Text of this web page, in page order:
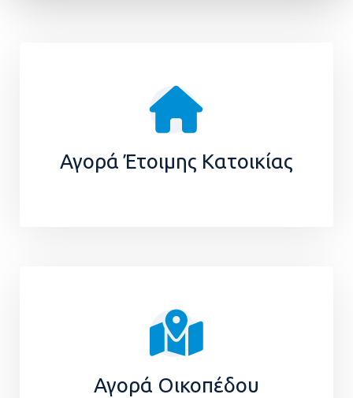
Αγορά Έτοιμης Κατοικίας
Αγορά Οικοπέδου